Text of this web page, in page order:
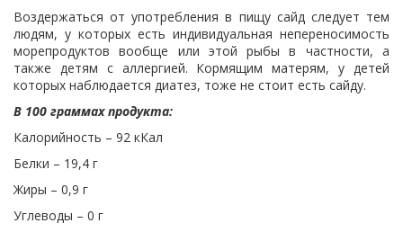
Воздержаться от употребления в пищу сайд следует тем
людям, у которых есть индивидуальная непереносимость
морепродуктов вообще или этой рыбы в частности, а
также детям с аллергией. Кормящим матерям, у детей
которых наблюдается диатез, тоже не стоит есть сайду.
В 100 граммах продукта:
Калорийность – 92 кКал
Белки – 19,4 г
Жиры – 0,9 г
Углеводы – 0 г